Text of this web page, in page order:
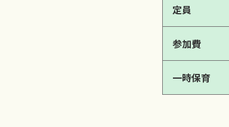
定員
参加費
一時保育